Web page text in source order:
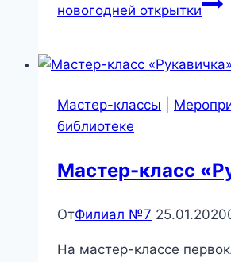
новогодней открытки
Мастер-классы
библиотеке
Мастер-класс
ОтФилиал №7 25.01.2020
На мастер-классе